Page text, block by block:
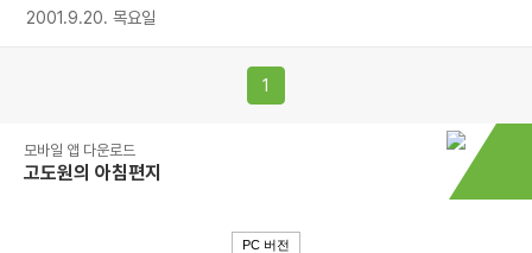
2001.9.20. 목요일
1
모바일 앱 다운로드
고도원의 아침편지
PC 버전